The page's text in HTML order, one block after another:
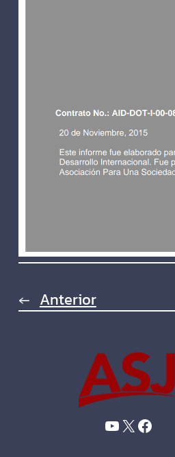
← Anterior